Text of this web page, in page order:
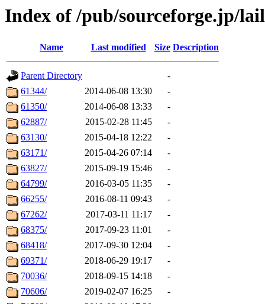
Index of /pub/sourceforge.jp/
Name Last modified Size Description
Parent Directory
-
61344/
2014-06-08 13:30
-
61350/
2014-06-08 13:33
-
62887/
2015-02-28 11:45
-
63130/
2015-04-18 12:22
-
63171/
2015-04-26 07:14
-
63827/
2015-09-19 15:46
-
64799/
2016-03-05 11:35
-
66255/
2016-08-11 09:43
-
67262/
2017-03-11 11:17
-
68375/
2017-09-23 11:01
-
68418/
2017-09-30 12:04
-
69371/
2018-06-29 19:17
-
70036/
2018-09-15 14:18
-
70606/
2019-02-07 16:25
-